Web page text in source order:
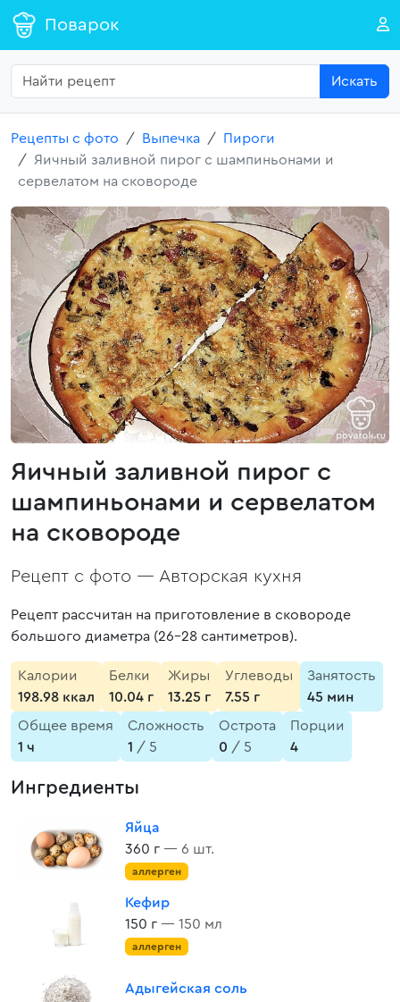
Поварок
Искать
Рецепты с фото Выпечка
Пироги
Яичный заливной пирог с шампиньонами и
сервелатом на сковороде
Яичный заливной пирог с
шампиньонами и сервелатом
на сковороде
Рецепт с фото — Авторская кухня
Рецепт рассчитан на приготовление в сковороде
большого диаметра (26-28 сантиметров).
Калории
198.98 ккал
Белки
10.04 г
Жиры
13.25 г
Углеводы
7.55 г
Занятость
45 мин
Общее время
1 ч
Сложность
1 / 5
Острота
0 / 5
Порции
4
Ингредиенты
Яйца
360 г — 6 шт.
аллерген
Кефир
150 г — 150 мл
аллерген
Адыгейская соль